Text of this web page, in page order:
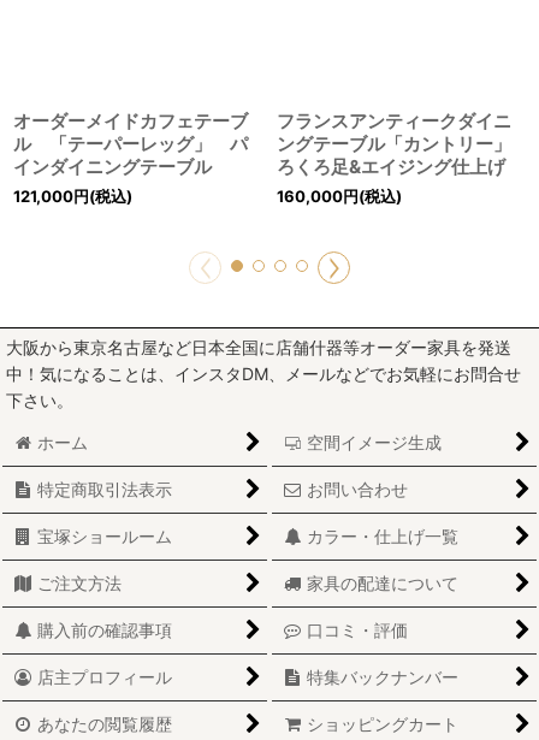
オーダーメイドカフェテーブ
ル 「テーパーレッグ」 パ
インダイニングテーブル
121,000円(税込)
フランスアンティークダイニ
ングテーブル「カントリー」
ろくろ足&エイジング仕上げ
160,000円(税込)
大阪から東京名古屋など日本全国に店舗什器等オーダー家具を発送
中！気になることは、インスタDM、メールなどでお気軽にお問合せ
下さい。
ホーム 空間イメージ生成
特定商取引法表示 お問い合わせ
宝塚ショールーム カラー・仕上げ一覧
ご注文方法 家具の配達について
購入前の確認事項 口コミ・評価
店主プロフィール 特集バックナンバー
あなたの閲覧履歴 ショッピングカート